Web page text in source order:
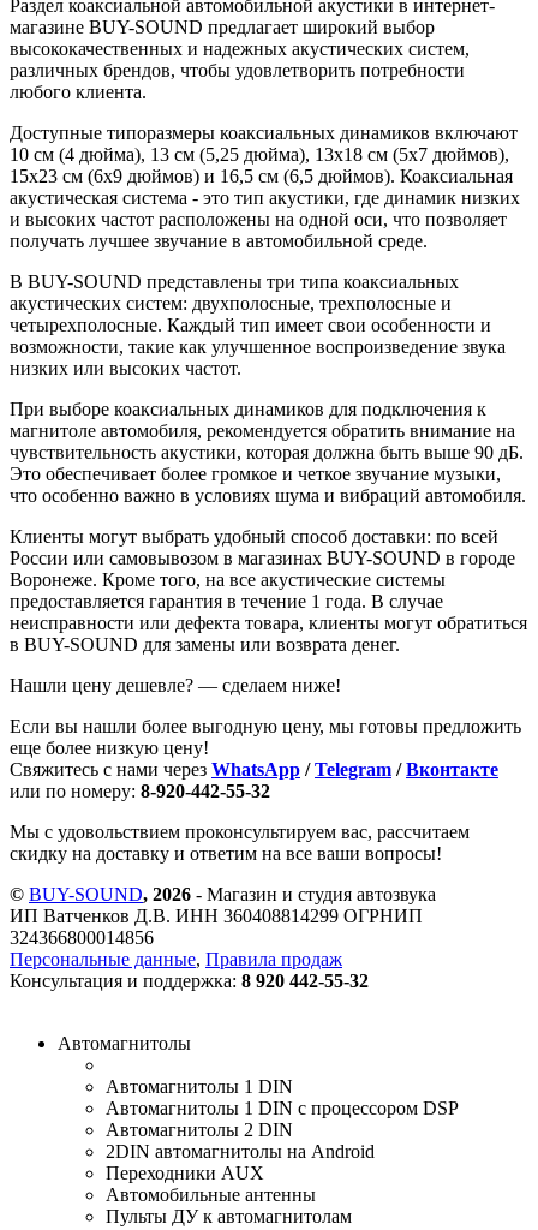
Раздел коаксиальной автомобильной акустики в интернет-
магазине BUY-SOUND предлагает широкий выбор
высококачественных и надежных акустических систем,
различных брендов, чтобы удовлетворить потребности
любого клиента.
Доступные типоразмеры коаксиальных динамиков включают
10 см (4 дюйма), 13 см (5,25 дюйма), 13х18 см (5х7 дюймов),
15х23 см (6х9 дюймов) и 16,5 см (6,5 дюймов). Коаксиальная
акустическая система - это тип акустики, где динамик низких
и высоких частот расположены на одной оси, что позволяет
получать лучшее звучание в автомобильной среде.
В BUY-SOUND представлены три типа коаксиальных
акустических систем: двухполосные, трехполосные и
четырехполосные. Каждый тип имеет свои особенности и
возможности, такие как улучшенное воспроизведение звука
низких или высоких частот.
При выборе коаксиальных динамиков для подключения к
магнитоле автомобиля, рекомендуется обратить внимание на
чувствительность акустики, которая должна быть выше 90 дБ.
Это обеспечивает более громкое и четкое звучание музыки,
что особенно важно в условиях шума и вибраций автомобиля.
Клиенты могут выбрать удобный способ доставки: по всей
России или самовывозом в магазинах BUY-SOUND в городе
Воронеже. Кроме того, на все акустические системы
предоставляется гарантия в течение 1 года. В случае
неисправности или дефекта товара, клиенты могут обратиться
в BUY-SOUND для замены или возврата денег.
Нашли цену дешевле? — сделаем ниже!
Если вы нашли более выгодную цену, мы готовы предложить
еще более низкую цену!
Свяжитесь с нами через WhatsApp /Telegram /Вконтакте
или по номеру: 8-920-442-55-32
Мы с удовольствием проконсультируем вас, рассчитаем
скидку на доставку и ответим на все ваши вопросы!
© BUY-SOUND, 2026 - Магазин и студия автозвука
ИП Ватченков Д.В. ИНН 360408814299 ОГРНИП
324366800014856
Персональные данные, Правила продаж
Консультация и поддержка: 8 920 442-55-32
Автомагнитолы
Автомагнитолы 1 DIN
Автомагнитолы 1 DIN с процессором DSP
Автомагнитолы 2 DIN
2DIN автомагнитолы на Android
Переходники AUX
Автомобильные антенны
Пульты ДУ к автомагнитолам